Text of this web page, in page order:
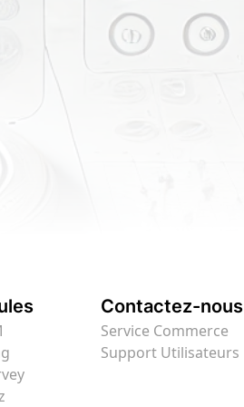
Contactez-nous
Service Commerce
Support Utilisateurs